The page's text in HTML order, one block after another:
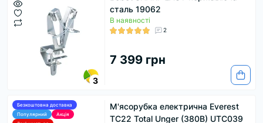
3
сталь 19062
В наявності
2
7 399 грн
Безкоштовна доставка
Популярний
Акція
М'ясорубка електрична Everest
TC22 Total Unger (380В) UTC039